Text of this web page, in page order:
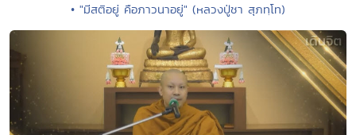
• "มีสติอยู่ คือภาวนาอยู่" (หลวงปู่ชา สุภทฺโท)